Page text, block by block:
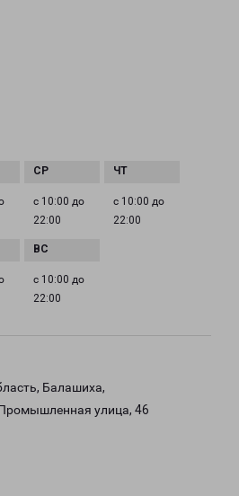
с 10:00 до
22:00
с 10:00 до
22:00
с 10:00 до
22:00
Балашиха,
улица, 46